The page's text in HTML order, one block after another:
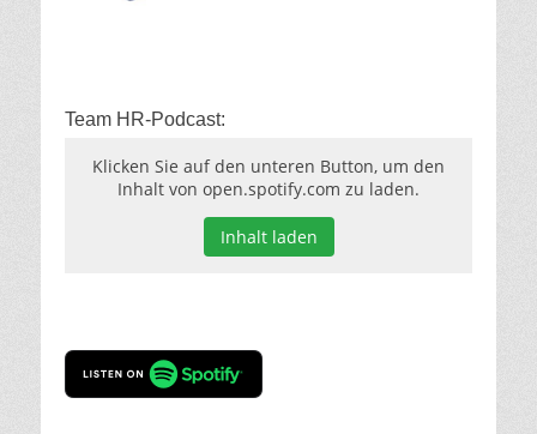
Team HR-Podcast:
Klicken Sie auf den unteren Button, um den
Inhalt von open.spotify.com zu laden.
Inhalt laden